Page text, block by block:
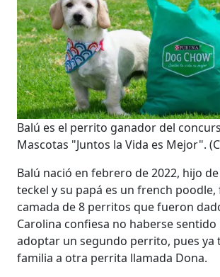
Balú es el perrito ganador del
Mascotas "Juntos la Vida es Mejor".
Balú nació en febrero de 2022, hijo
teckel y su papá es un french
camada de 8 perritos que fueron
Carolina confiesa no haberse sentido
adoptar un segundo perrito, pues ya
familia a otra perrita llamada Dona.